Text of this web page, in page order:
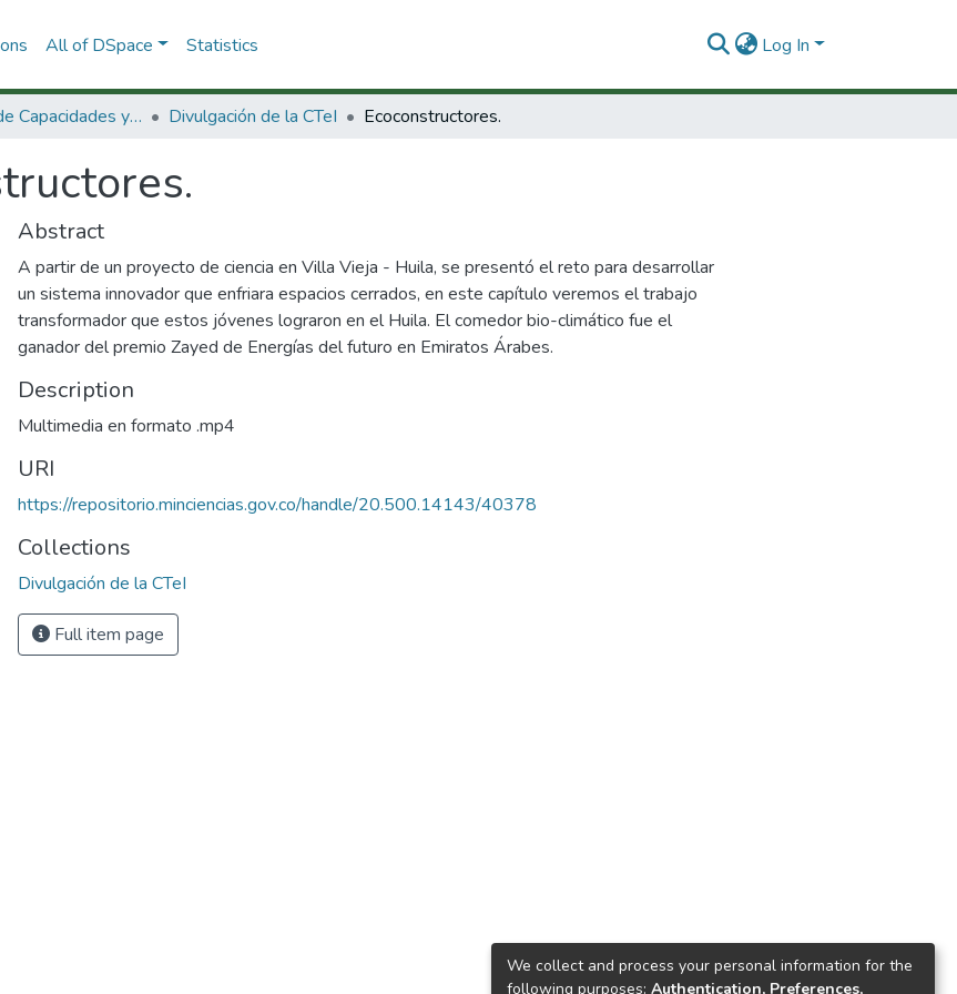
All of DSpace Statistics Log In
Dirección de Capacidades y Divulgación de la CTeI Divulgación de la CTeI Ecoconstructores.
Abstract
A partir de un proyecto de ciencia en Villa Vieja - Huila, se presentó el reto para desarrollar
un sistema innovador que enfriara espacios cerrados, en este capítulo veremos el trabajo
transformador que estos jóvenes lograron en el Huila. El comedor bio-climático fue el
ganador del premio Zayed de Energías del futuro en Emiratos Árabes.
Description
Multimedia en formato .mp4
URI
https://repositorio.minciencias.gov.co/handle/20.500.14143/40378
Collections
Divulgación de la CTeI
Full item page
We collect and process your personal information for the
following purposes: Authentication, Preferences,